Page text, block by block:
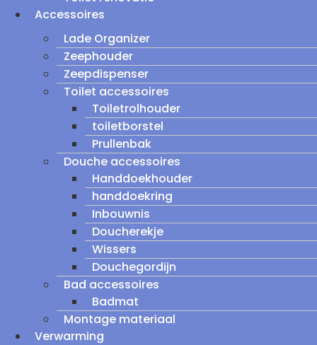
Accessoires
Lade Organizer
Zeephouder
Zeepdispenser
Toilet accessoires
Toiletrolhouder
toiletborstel
Prullenbak
Douche accessoires
Handdoekhouder
handdoekring
Inbouwnis
Doucherekje
Wissers
Douchegordijn
Bad accessoires
Badmat
Montage materiaal
Verwarming